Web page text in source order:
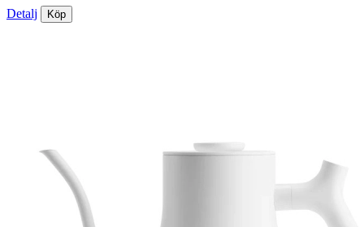
Detalj Köp